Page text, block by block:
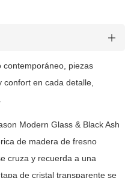
contemporáneo, piezas
confort en cada detalle,
Modern Glass & Black Ash
de madera de fresno
cruza y recuerda a una
de cristal transparente se